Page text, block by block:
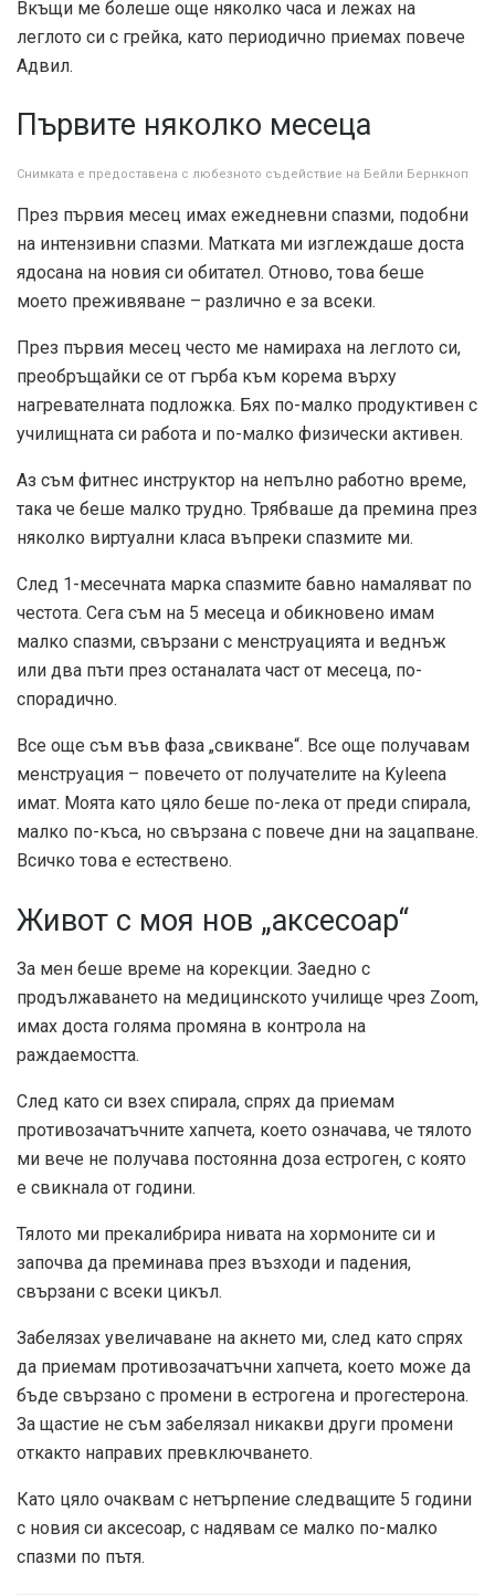
Вкъщи ме болеше още няколко часа и лежах на
леглото си с грейка, като периодично приемах повече
Адвил.
Първите няколко месеца
Снимката е предоставена с любезното съдействие на Бейли Бернкноп
През първия месец имах ежедневни спазми, подобни
на интензивни спазми. Матката ми изглеждаше доста
ядосана на новия си обитател. Отново, това беше
моето преживяване – различно е за всеки.
През първия месец често ме намираха на леглото си,
преобръщайки се от гърба към корема върху
нагревателната подложка. Бях по-малко продуктивен с
училищната си работа и по-малко физически активен.
Аз съм фитнес инструктор на непълно работно време,
така че беше малко трудно. Трябваше да премина през
няколко виртуални класа въпреки спазмите ми.
След 1-месечната марка спазмите бавно намаляват по
честота. Сега съм на 5 месеца и обикновено имам
малко спазми, свързани с менструацията и веднъж
или два пъти през останалата част от месеца, по-
спорадично.
Все още съм във фаза „свикване“. Все още получавам
менструация – повечето от получателите на Kyleena
имат. Моята като цяло беше по-лека от преди спирала,
малко по-къса, но свързана с повече дни на зацапване.
Всичко това е естествено.
Живот с моя нов „аксесоар“
За мен беше време на корекции. Заедно с
продължаването на медицинското училище чрез Zoom,
имах доста голяма промяна в контрола на
раждаемостта.
След като си взех спирала, спрях да приемам
противозачатъчните хапчета, което означава, че тялото
ми вече не получава постоянна доза естроген, с която
е свикнала от години.
Тялото ми прекалибрира нивата на хормоните си и
започва да преминава през възходи и падения,
свързани с всеки цикъл.
Забелязах увеличаване на акнето ми, след като спрях
да приемам противозачатъчни хапчета, което може да
бъде свързано с промени в естрогена и прогестерона.
За щастие не съм забелязал никакви други промени
откакто направих превключването.
Като цяло очаквам с нетърпение следващите 5 години
с новия си аксесоар, с надявам се малко по-малко
спазми по пътя.